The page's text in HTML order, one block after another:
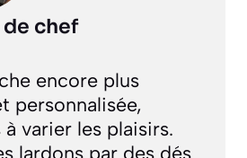
chef
encore plus
personnalisée,
à varier les plaisirs.
lardons par des dés